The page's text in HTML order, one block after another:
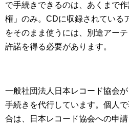
で手続きできるのは、あくまで
権」のみ。CDに収録されている
をそのまま使うには、別途アー
許諾を得る必要があります。
一般社団法人日本レコード協会
手続きを代行しています。個人
合は、日本レコード協会への申